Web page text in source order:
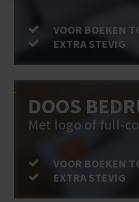
VOOR BOEKEN
EXTRA STEVIG
DOOS
Met logo of full-
VOOR BOEKEN
EXTRA STEVIG